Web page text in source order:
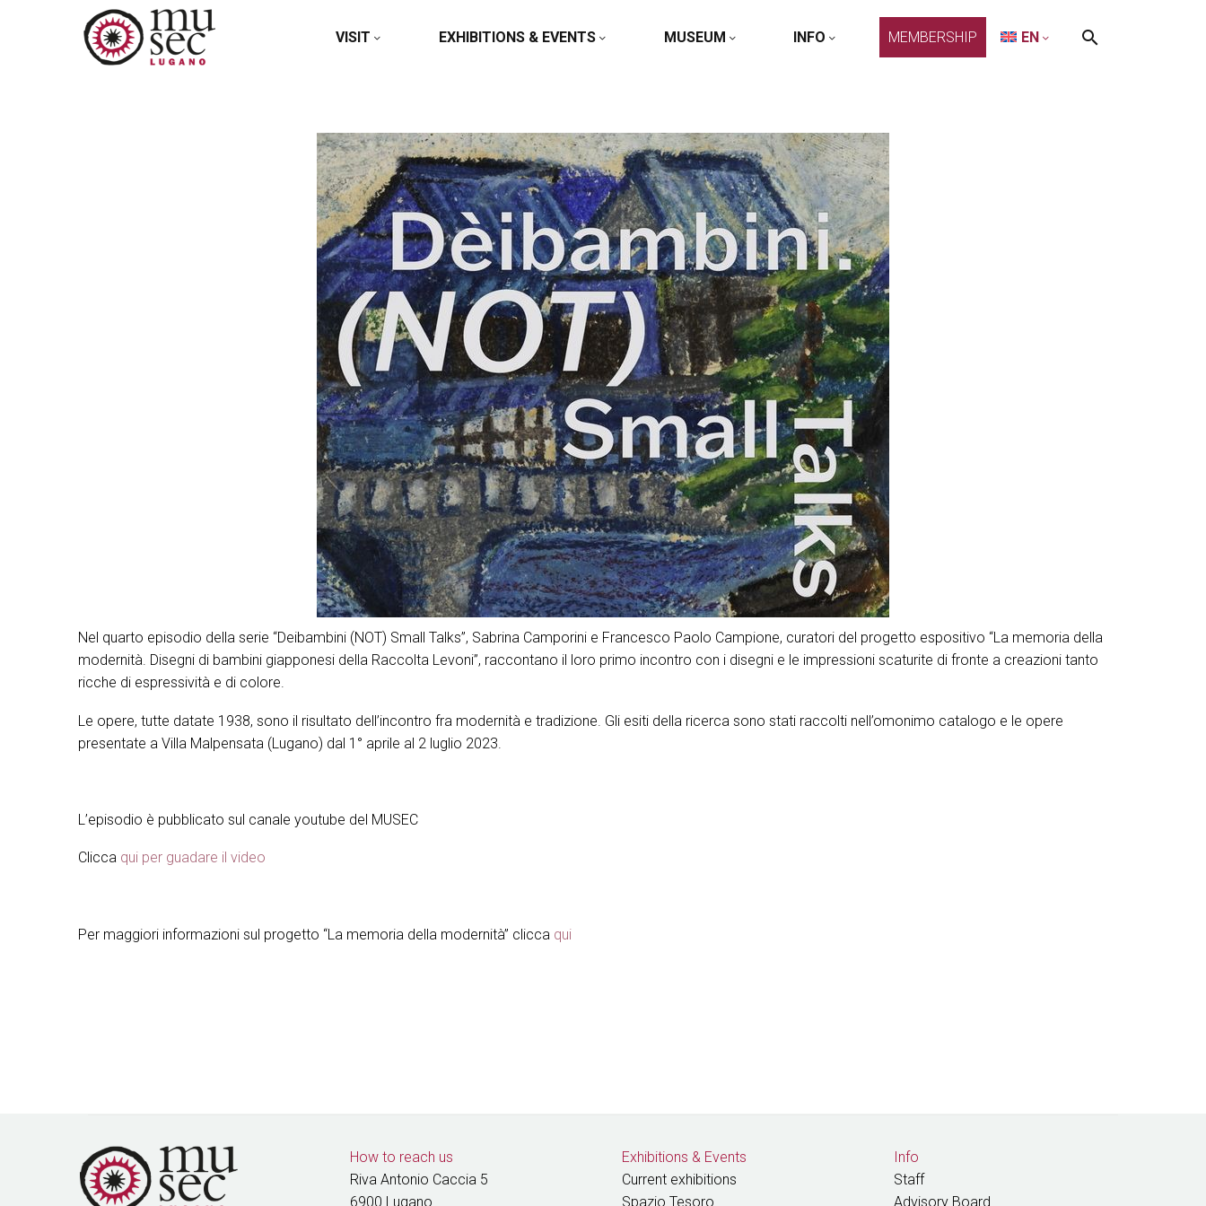
VISIT EXHIBITIONS & EVENTS MUSEUM INFO MEMBERSHIP EN
Nel quarto episodio della serie “Deibambini (NOT) Small Talks”, Sabrina Camporini e Francesco Paolo Campione, curatori del progetto espositivo “La memoria della
modernità. Disegni di bambini giapponesi della Raccolta Levoni”, raccontano il loro primo incontro con i disegni e le impressioni scaturite di fronte a creazioni tanto
ricche di espressività e di colore.
Le opere, tutte datate 1938, sono il risultato dell’incontro fra modernità e tradizione. Gli esiti della ricerca sono stati raccolti nell’omonimo catalogo e le opere
presentate a Villa Malpensata (Lugano) dal 1° aprile al 2 luglio 2023.
L’episodio è pubblicato sul canale youtube del MUSEC
Clicca qui per guadare il video
Per maggiori informazioni sul progetto “La memoria della modernità” clicca qui
How to reach us
Riva Antonio Caccia 5
6900 Lugano
Exhibitions & Events
Current exhibitions
Spazio Tesoro
Info
Staff
Advisory Board